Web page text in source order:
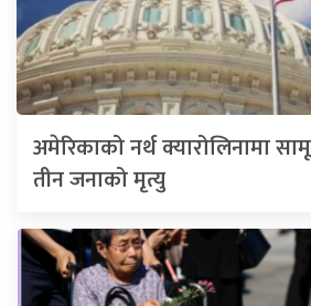
अमेरिकाको नर्थ क्यारोलिनामा
तीन जनाको मृत्यु